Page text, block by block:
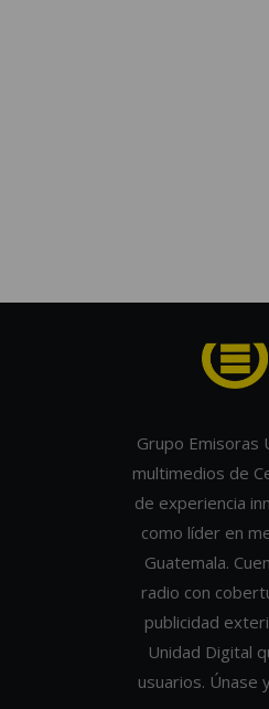
Grupo Emisoras
multimedios de
de experiencia
como líder en
Guatemala.
radio con
publicidad
Unidad Digital
usuarios. Únase